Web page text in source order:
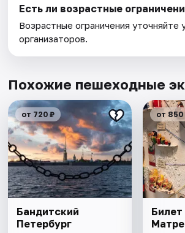
Есть ли возрастные
Возрастные ограничения уточняйте
организаторов.
Похожие пешеходные
от 720 ₽
Бандитский
Петербург
от 850